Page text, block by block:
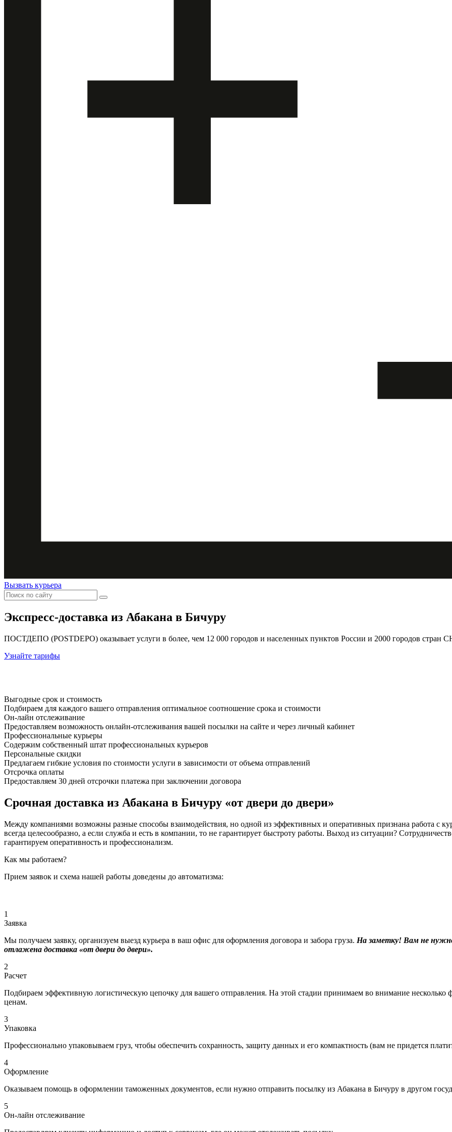
Вызвать курьера
Экспресс-доставка из Абакана в Бичуру
ПОСТДЕПО (POSTDEPO) оказывает услуги в более, чем 12 000 городов и населенных пунктов России и 2000 городов стран
Узнайте тарифы
Выгодные срок и стоимость
Подбираем для каждого вашего отправления оптимальное соотношение срока и стоимости
Он-лайн отслеживание
Предоставляем возможность онлайн-отслеживания вашей посылки на сайте и через личный кабинет
Профессиональные курьеры
Содержим собственный штат профессиональных курьеров
Персональные скидки
Предлагаем гибкие условия по стоимости услуги в зависимости от объема отправлений
Отсрочка оплаты
Предоставляем 30 дней отсрочки платежа при заключении договора
Срочная доставка из Абакана в Бичуру «от двери до двери»
Между компаниями возможны разные способы взаимодействия, но одной из эффективных и оперативных признана работа с
всегда целесообразно, а если служба и есть в компании, то не гарантирует быстроту работы. Выход из ситуации?
гарантируем оперативность и профессионализм.
Как мы работаем?
Прием заявок и схема нашей работы доведены до автоматизма:
1
Заявка
Мы получаем заявку, организуем выезд курьера в ваш офис для оформления договора и забора груза. На заметку! Вам не
отлажена доставка «от двери до двери».
2
Расчет
Подбираем эффективную логистическую цепочку для вашего отправления. На этой стадии принимаем во внимание несколько
ценам.
3
Упаковка
Профессионально упаковываем груз, чтобы обеспечить сохранность, защиту данных и его компактность (вам не придется
4
Оформление
Оказываем помощь в оформлении таможенных документов, если нужно отправить посылку из Абакана в Бичуру в другом
5
Он-лайн отслеживание